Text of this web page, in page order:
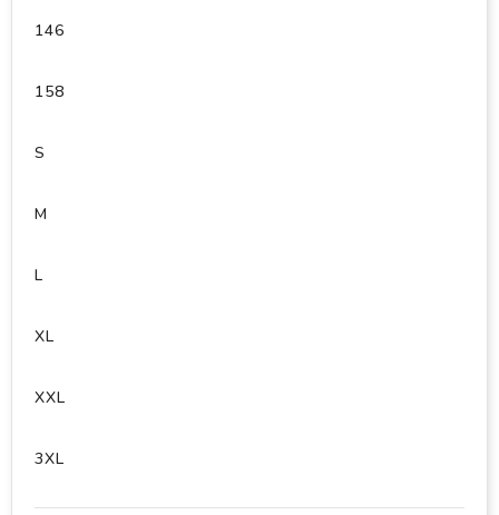
146
158
S
M
L
XL
XXL
3XL